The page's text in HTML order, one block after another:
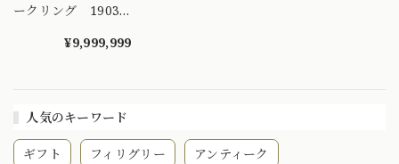
人気のキーワード
ギフト フィリグリー アンティーク
ークリング 1903
やかなエドワーディ
DR00613
¥9,999,999